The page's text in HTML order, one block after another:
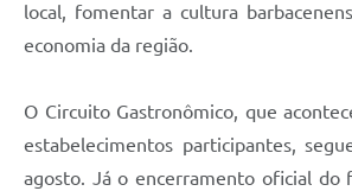
Festival Gastronômico
Regularização de bairros
local, fomentar a cultura
economia da região.
O Circuito Gastronômico, que
estabelecimentos participantes,
agosto. Já o encerramento oficial do